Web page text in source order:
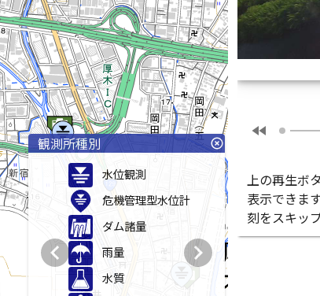
観測所種別 highlight_off
水位観測
危機管理型水位計
ダム諸量
雨量
水質
chevron_left chevron_right
fast_rewind
上の再生ボ
表示できま
刻をスキッ